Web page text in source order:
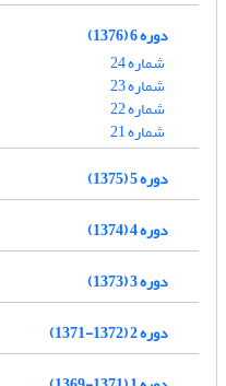
دوره 6 (1376)
شماره 24
شماره 23
شماره 22
شماره 21
دوره 5 (1375)
دوره 4 (1374)
دوره 3 (1373)
دوره 2 (1372-1371)